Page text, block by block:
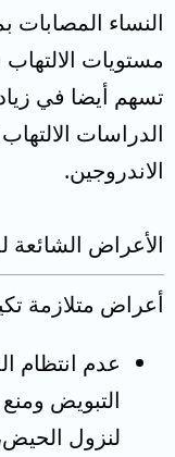
النساء المصابات
مستويات
تسهم أيضا في
الدراسات
الاندروجين.
الأعراض الشائعة
أعراض متلازمة
عدم انتظام
التبويض
لنزول